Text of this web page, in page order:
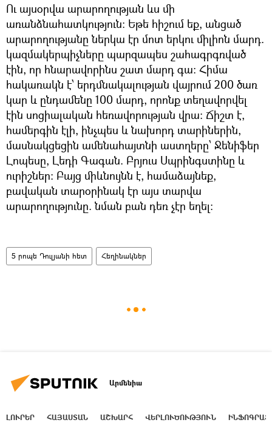
Ու այսօրվա արարողության ևս մի
առանձնահատկություն։ Եթե հիշում եք, անցած
արարողությանը ներկա էր մոտ երկու միլիոն մարդ.
կազմակերպիչները պարզապես շահագրգռված
էին, որ հնարավորինս շատ մարդ գա։ Հիմա
հակառակն է՝ երդմնակալության վայրում 200 ծառ
կար և ընդամենը 100 մարդ, որոնք տեղավորվել
էին սոցիալական հեռավորության վրա։ Ճիշտ է,
համերգին էլի, ինչպես և նախորդ տարիներին,
մասնակցեցին ամենահայտնի աստղերը՝ Ջենիֆեր
Լոպեսը, Լեդի Գագան. Բրյուս Սպրինգստինը և
ուրիշներ։ Բայց միևնույնն է, համաձայնեք,
բավական տարօրինակ էր այս տարվա
արարողությունը. նման բան դեռ չէր եղել։
5 րոպե Դուլյանի հետ Հեղինակներ
Արմենիա
ԼՈՒՐԵՐ ՀԱՅԱՍՏԱՆ ԱՇԽԱՐՀ ՎԵՐԼՈՒԾՈՒԹՅՈՒՆ